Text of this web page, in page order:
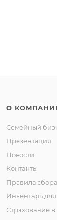
О
Семейный
Презентация
Новости
Контакты
Правила
Инвентарь для
Страхование в